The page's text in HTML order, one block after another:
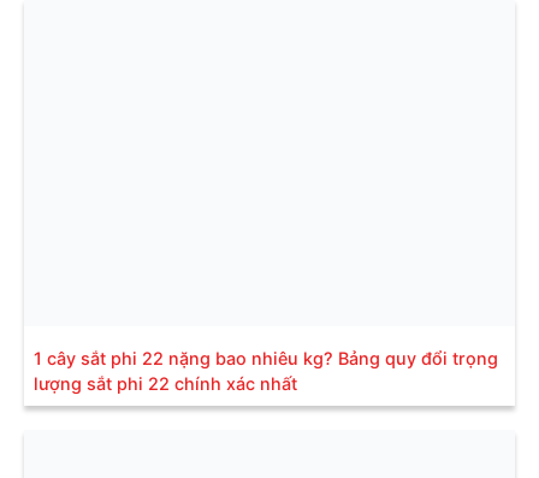
1 cây sắt phi 22 nặng bao nhiêu kg? Bảng quy đổi trọng
lượng sắt phi 22 chính xác nhất